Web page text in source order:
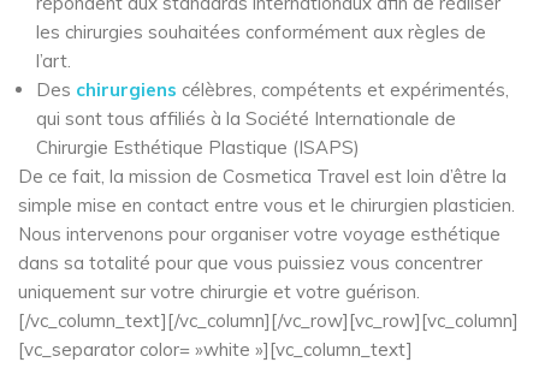
les chirurgies souhaitées conformément aux règles de
l’art.
Des chirurgiens célèbres, compétents et expérimentés,
qui sont tous affiliés à la Société Internationale de
Chirurgie Esthétique Plastique (ISAPS)
De ce fait, la mission de Cosmetica Travel est loin d’être la
simple mise en contact entre vous et le chirurgien plasticien.
Nous intervenons pour organiser votre voyage esthétique
dans sa totalité pour que vous puissiez vous concentrer
uniquement sur votre chirurgie et votre guérison.
[/vc_column_text][/vc_column][/vc_row][vc_row][vc_column]
[vc_separator color= »white »][vc_column_text]